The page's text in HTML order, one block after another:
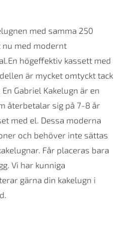
med samma 250
nu med modernt
högeffektiv kassett med
är mycket omtyckt tack
Gabriel Kakelugn är en
återbetalar sig på 7-8 år
med el. Dessa moderna
och behöver inte sättas
Får placeras bara
Vi har kunniga
gärna din kakelugn i